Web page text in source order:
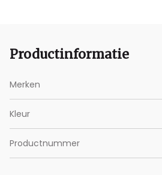
Productinformatie
Merken
Kleur
Productnummer